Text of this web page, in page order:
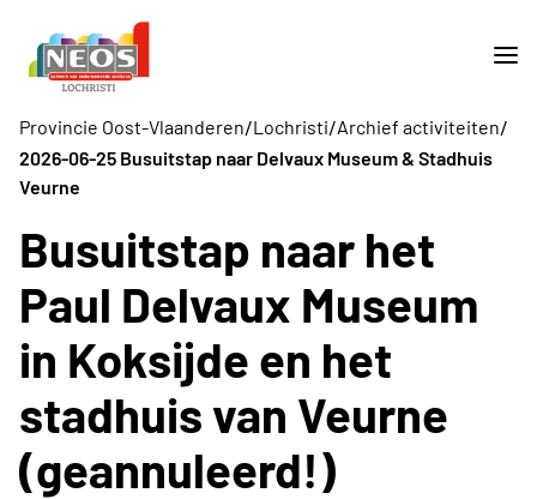
Provincie Oost-Vlaanderen/Lochristi/Archief activiteiten/
2026-06-25 Busuitstap naar Delvaux Museum & Stadhuis
Veurne
Busuitstap naar het
Paul Delvaux Museum
in Koksijde en het
stadhuis van Veurne
(geannuleerd!)